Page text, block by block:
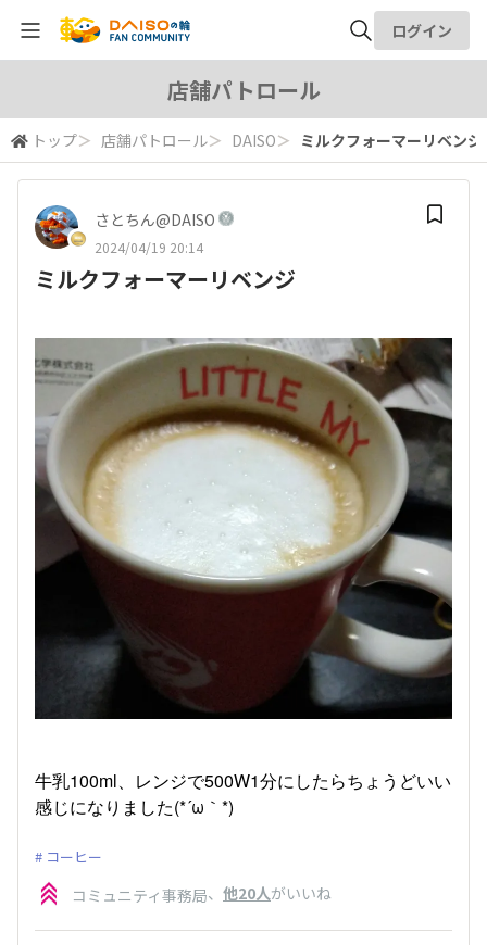
検索
ログイン
店舗パトロール
トップ＞ 店舗パトロール＞ DAISO＞ ミルクフォーマーリベンジ
さとちん@DAISO
2024/04/19 20:14
ミルクフォーマーリベンジ
牛乳100ml、レンジで500W1分にしたらちょうどいい
感じになりました(*´ω｀*)
コーヒー
コミュニティ事務局、 他20人がいいね